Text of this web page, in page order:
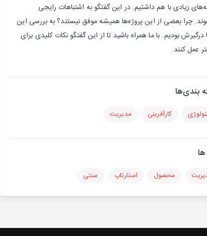
زیادی با هم داشتیم. در این گفتگو به اشتباهات رایجی
چرا بعضی از این پروژه‌ها همیشه موفق نیستند؟ به بررسی این
بودیم. با ما همراه باشید تا از این گفتگو نکات کلیدی برای
عمل کنند.
بندی‌ها
کارآفرینی مدیریت
محصول استارتاپ سنتی